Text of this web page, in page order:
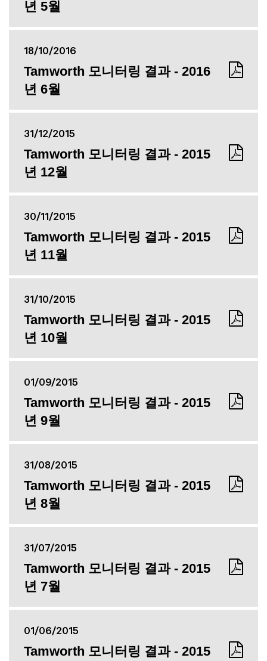
년 5월
18/10/2016
Tamworth 모니터링 결과 - 2016
년 6월
31/12/2015
Tamworth 모니터링 결과 - 2015
년 12월
30/11/2015
Tamworth 모니터링 결과 - 2015
년 11월
31/10/2015
Tamworth 모니터링 결과 - 2015
년 10월
01/09/2015
Tamworth 모니터링 결과 - 2015
년 9월
31/08/2015
Tamworth 모니터링 결과 - 2015
년 8월
31/07/2015
Tamworth 모니터링 결과 - 2015
년 7월
01/06/2015
Tamworth 모니터링 결과 - 2015